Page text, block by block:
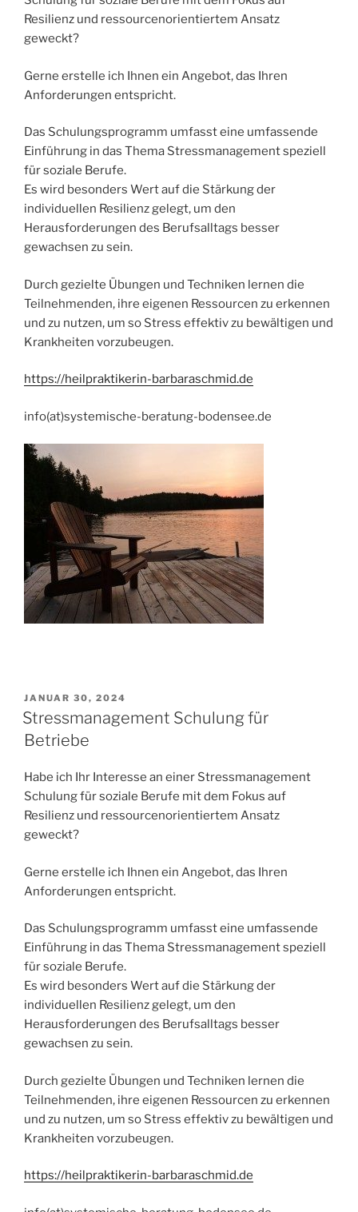
Resilienz und ressourcenorientiertem Ansatz
geweckt?
Gerne erstelle ich Ihnen ein Angebot, das Ihren
Anforderungen entspricht.
Das Schulungsprogramm umfasst eine umfassende
Einführung in das Thema Stressmanagement speziell
für soziale Berufe.
Es wird besonders Wert auf die Stärkung der
individuellen Resilienz gelegt, um den
Herausforderungen des Berufsalltags besser
gewachsen zu sein.
Durch gezielte Übungen und Techniken lernen die
Teilnehmenden, ihre eigenen Ressourcen zu erkennen
und zu nutzen, um so Stress effektiv zu bewältigen und
Krankheiten vorzubeugen.
https://heilpraktikerin-barbaraschmid.de
info(at)systemische-beratung-bodensee.de
VERÖFFENTLICHT
AM
JANUAR 30, 2024
Stressmanagement Schulung für
Betriebe
Habe ich Ihr Interesse an einer Stressmanagement
Schulung für soziale Berufe mit dem Fokus auf
Resilienz und ressourcenorientiertem Ansatz
geweckt?
Gerne erstelle ich Ihnen ein Angebot, das Ihren
Anforderungen entspricht.
Das Schulungsprogramm umfasst eine umfassende
Einführung in das Thema Stressmanagement speziell
für soziale Berufe.
Es wird besonders Wert auf die Stärkung der
individuellen Resilienz gelegt, um den
Herausforderungen des Berufsalltags besser
gewachsen zu sein.
Durch gezielte Übungen und Techniken lernen die
Teilnehmenden, ihre eigenen Ressourcen zu erkennen
und zu nutzen, um so Stress effektiv zu bewältigen und
Krankheiten vorzubeugen.
https://heilpraktikerin-barbaraschmid.de